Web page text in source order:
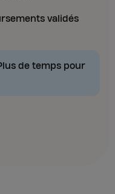
validés
de temps pour